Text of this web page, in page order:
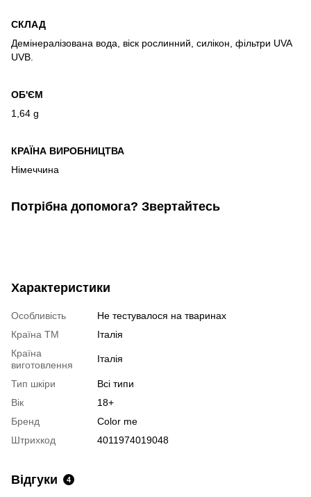
СКЛАД
Демінералізована вода, віск рослинний, силікон, фільтри UVA
UVB.
ОБ'ЄМ
1,64 g
КРАЇНА ВИРОБНИЦТВА
Німеччина
Потрібна допомога? Звертайтесь
Характеристики
Особливість
Не тестувалося на тваринах
Країна ТМ
Італія
Країна
виготовлення
Італія
Тип шкіри
Всі типи
Вік
18+
Бренд
Color me
Штрихкод
4011974019048
Відгуки 4